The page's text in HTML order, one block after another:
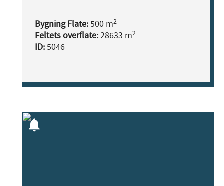
Bygning Flate:500 m2
Feltets overflate:28633 m2
ID:5046
notifications